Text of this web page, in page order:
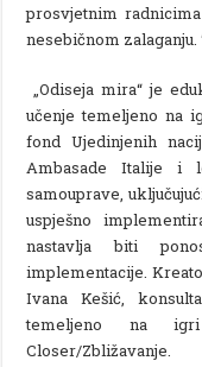
prosvjetnim
nesebičnom zalaganju.
„Odiseja mira“ je
učenje temeljeno na
fond Ujedinjenih
Ambasade Italije i
samouprave,
uspješno
nastavlja biti
implementacije.
Ivana Kešić,
temeljeno na
Closer/Zbližavanje.